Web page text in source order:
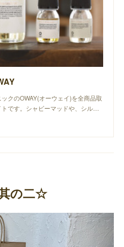
クのOWAY(オーウェイ)を全商品取
です。シャビーマッドや、シル…
の二☆